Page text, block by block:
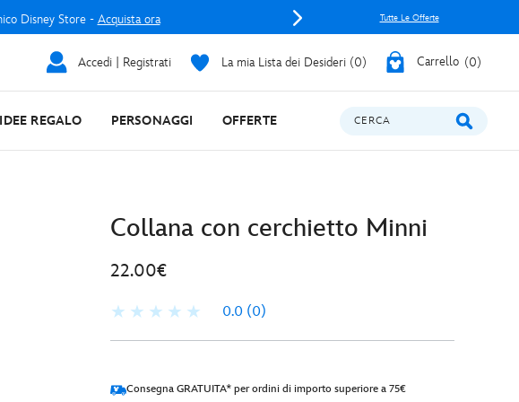
Disney Store - Acquista ora Tutte Le Offerte
Accedi | Registrati La mia Lista dei Desideri 0 Carrello 0
IDEE REGALO PERSONAGGI OFFERTE CERCA
Collana con cerchietto Minni
22.00€
0.0 (0)
Consegna GRATUITA* per ordini di importo superiore a 75€